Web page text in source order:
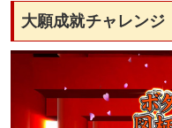
大願成就チャレンジ